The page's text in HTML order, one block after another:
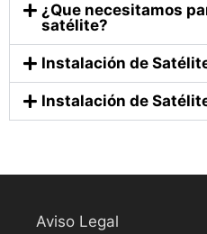
¿Que necesitamos
satélite?
Instalación de
Instalación de
Aviso Legal